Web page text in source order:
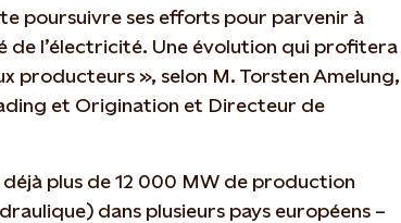
poursuivre ses efforts pour parvenir à
l’électricité. Une évolution qui profitera
producteurs », selon M. Torsten Amelung,
et Origination et Directeur de
plus de 12 000 MW de production
dans plusieurs pays européens –